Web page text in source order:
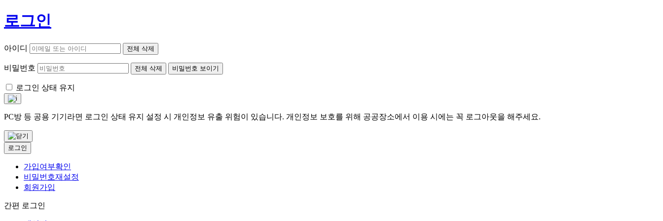
로그인
아이디 전체 삭제
비밀번호 전체 삭제 비밀번호 보이기
로그인 상태 유지
PC방 등 공용 기기라면 로그인 상태 유지 설정 시 개인정보 유출 위험이 있습니다. 개인정보 보호를 위해 공공장소에서 이용 시에는 꼭 로그아웃을 해주세요.
로그인
가입여부확인
비밀번호재설정
회원가입
간편 로그인